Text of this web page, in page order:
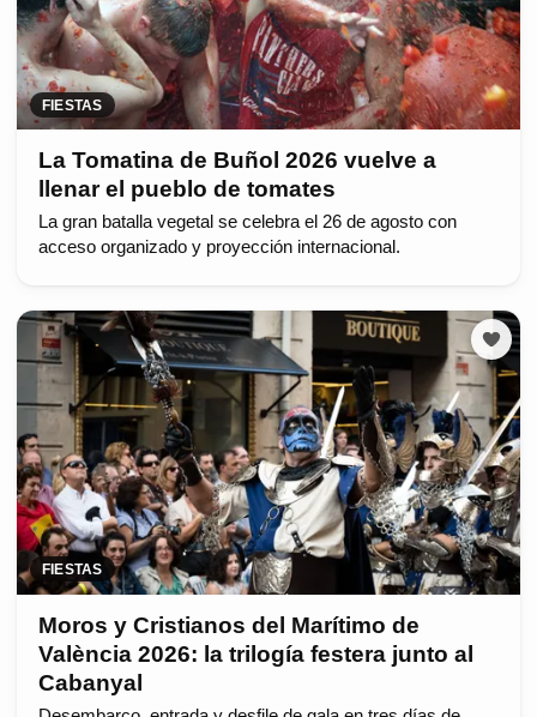
FIESTAS
La Tomatina de Buñol 2026 vuelve a
llenar el pueblo de tomates
La gran batalla vegetal se celebra el 26 de agosto con
acceso organizado y proyección internacional.
FIESTAS
Moros y Cristianos del Marítimo de
València 2026: la trilogía festera junto al
Cabanyal